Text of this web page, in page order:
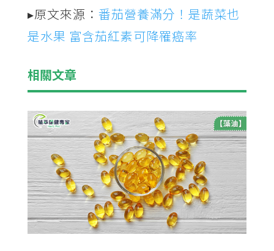
▸原文來源： 番茄營養滿分！是蔬菜也
是水果 富含茄紅素可降罹癌率
相關文章